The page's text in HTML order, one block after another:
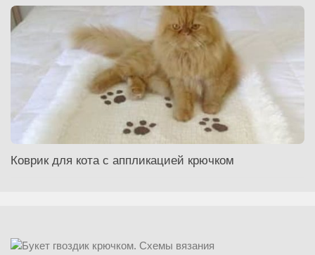
Коврик для кота с аппликацией крючком